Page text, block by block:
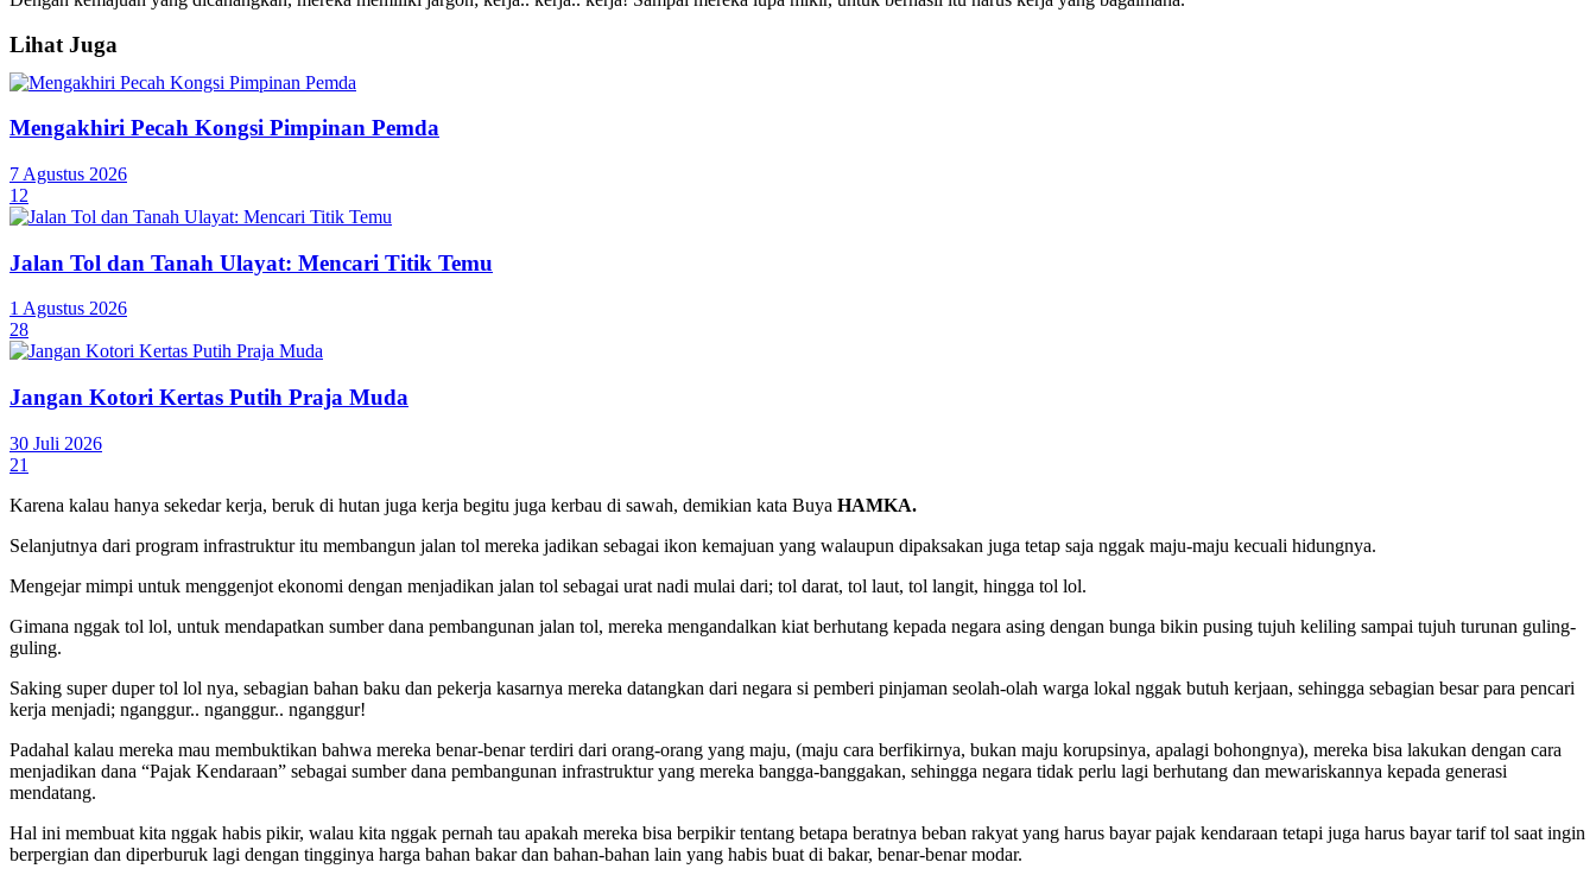
Lihat Juga
Mengakhiri Pecah Kongsi Pimpinan Pemda
7 Agustus 2026
12
Jalan Tol dan Tanah Ulayat: Mencari Titik Temu
1 Agustus 2026
28
Jangan Kotori Kertas Putih Praja Muda
30 Juli 2026
21
Karena kalau hanya sekedar kerja, beruk di hutan juga kerja begitu juga kerbau di sawah, demikian kata Buya HAMKA.
Selanjutnya dari program infrastruktur itu membangun jalan tol mereka jadikan sebagai ikon kemajuan yang walaupun dipaksakan juga tetap saja nggak maju-maju kecuali hidungnya.
Mengejar mimpi untuk menggenjot ekonomi dengan menjadikan jalan tol sebagai urat nadi mulai dari; tol darat, tol laut, tol langit, hingga tol lol.
Gimana nggak tol lol, untuk mendapatkan sumber dana pembangunan jalan tol, mereka mengandalkan kiat berhutang kepada negara asing dengan bunga bikin pusing tujuh keliling sampai tujuh turunan guling-
guling.
Saking super duper tol lol nya, sebagian bahan baku dan pekerja kasarnya mereka datangkan dari negara si pemberi pinjaman seolah-olah warga lokal nggak butuh kerjaan, sehingga sebagian besar para pencari
kerja menjadi; nganggur.. nganggur.. nganggur!
Padahal kalau mereka mau membuktikan bahwa mereka benar-benar terdiri dari orang-orang yang maju, (maju cara berfikirnya, bukan maju korupsinya, apalagi bohongnya), mereka bisa lakukan dengan cara
menjadikan dana “Pajak Kendaraan” sebagai sumber dana pembangunan infrastruktur yang mereka bangga-banggakan, sehingga negara tidak perlu lagi berhutang dan mewariskannya kepada generasi
mendatang.
Hal ini membuat kita nggak habis pikir, walau kita nggak pernah tau apakah mereka bisa berpikir tentang betapa beratnya beban rakyat yang harus bayar pajak kendaraan tetapi juga harus bayar tarif tol saat ingin
berpergian dan diperburuk lagi dengan tingginya harga bahan bakar dan bahan-bahan lain yang habis buat di bakar, benar-benar modar.